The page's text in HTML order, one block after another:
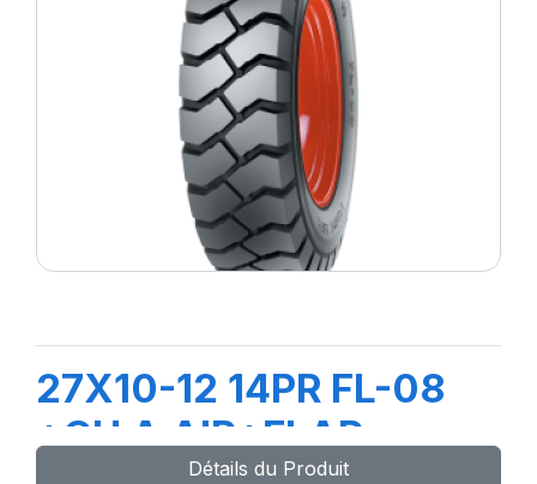
27X10-12 14PR FL-08
+CH A AIR+FLAP
Détails du Produit